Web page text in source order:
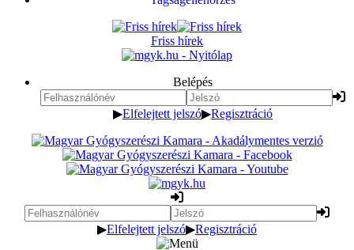
Friss hírek
Belépés
▶Elfelejtett jelszó▶Regisztráció
▶Elfelejtett jelszó▶Regisztráció